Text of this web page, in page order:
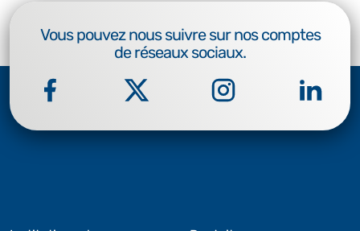
Vous pouvez nous suivre sur nos comptes
de réseaux sociaux.